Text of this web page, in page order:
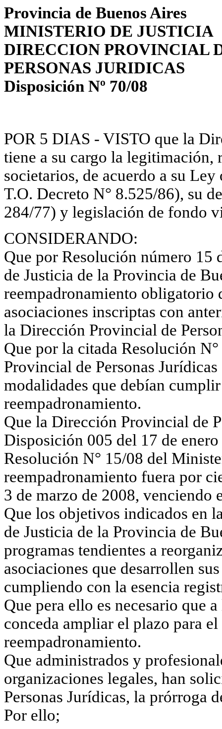
Provincia de Buenos Aires
MINISTERIO DE JUSTICIA
DIRECCION PROVINCIAL
PERSONAS JURIDICAS
Disposición Nº 70/08
POR 5 DIAS - VISTO que la
tiene a su cargo la
societarios, de acuerdo a su
T.O. Decreto N° 8.525/86), su
284/77) y legislación de fondo
CONSIDERANDO:
Que por Resolución número 15
de Justicia de la Provincia de
reempadronamiento obligatorio
asociaciones inscriptas con
la Dirección Provincial de
Que por la citada Resolución N°
Provincial de Personas
modalidades que debían
reempadronamiento.
Que la Dirección Provincial de
Disposición 005 del 17 de
Resolución N° 15/08 del
reempadronamiento fuera por
3 de marzo de 2008, venciendo
Que los objetivos indicados en
de Justicia de la Provincia de
programas tendientes a
asociaciones que desarrollen
cumpliendo con la esencia
Que pera ello es necesario que
conceda ampliar el plazo para
reempadronamiento.
Que administrados y
organizaciones legales, han
Personas Jurídicas, la prórroga
Por ello;